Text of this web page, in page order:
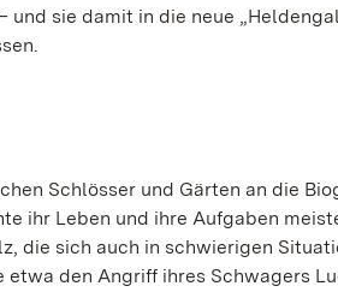
sie damit in die neue
Schlösser und Gärten an die
ihr Leben und ihre Aufgaben
die sich auch in schwierigen
den Angriff ihres Schwagers